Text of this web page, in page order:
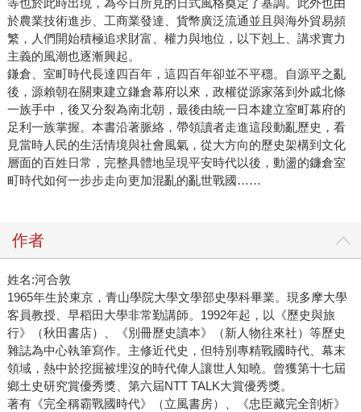
等也於此時出現，為今日所見的日式風格奠定了基調。此外也由
於農業技術進步、工商業發達、貨幣廣泛流通並且與海外貿易頻
繁，人們開始積極追求財富、權力與地位，以下剋上、講求實力
主義的風潮也逐漸興起。
鎌倉、室町時代長達四百年，這四百年卻並不平穩。自源平之亂
後，源賴朝在關東建立鎌倉幕府以來，政權從源家落到外戚北條
一族手中，後又分裂為南北朝，最後由統一日本建立室町幕府的
足利一族掌握。本書沿著脈絡，帶領讀者走進這段動亂歷史，看
見當時人民的生活情境與社會風氣，從大方向的歷史架構到文化
層面的百姓日常，完整具體地呈現平安時代以後，動盪的鐮倉室
町時代如何一步步走向更加混亂的亂世戰國……
作者
姓名:河合敦
1965年生於東京，青山學院大學文學部史學科畢業。現多摩大學
客員教授、早稻田大學非常勤講師。1992年起，以《歷史與旅
行》（秋田書店）、《別冊歷史讀本》（新人物往來社）等歷史
雜誌為中心執筆寫作。主修近代史，但特別專精戰國時代、幕末
領域，熱中於挖掘被埋沒的時代偉人讓世人知曉。曾獲第十七屆
鄉土史研究賞優秀獎、第六屆NTT TALK大賞優秀獎。
著有《完全稱霸戰國時代》（立風書房）、《忠臣藏完全剖析》